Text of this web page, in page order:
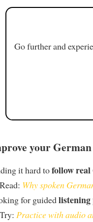
Go further and
your
it hard tofollow real
Why spoken
for guided
Practice with audio